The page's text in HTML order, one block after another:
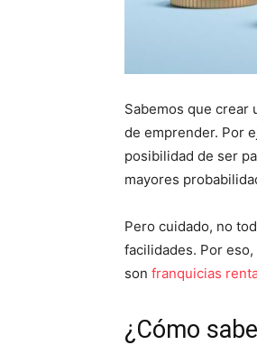
Sabemos que crear
de emprender. Por
posibilidad de ser
mayores
Pero cuidado, no
facilidades. Por
son franquicias
¿Cómo